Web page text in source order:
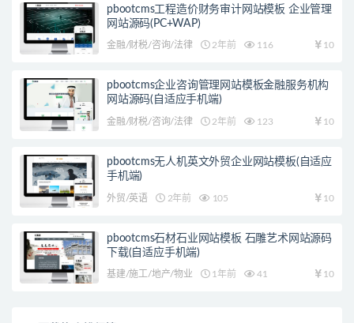
pbootcms工程造价财务审计网站模板 企业管理
网站源码(PC+WAP)
金融/财税/咨询/法律 2年前 116 10
pbootcms企业咨询管理网站模板金融服务机构
网站源码(自适应手机端)
金融/财税/咨询/法律 2年前 123 10
pbootcms无人机英文外贸企业网站模板(自适应
手机端)
外贸/英语 2年前 105 10
pbootcms石材石业网站模板 石雕艺术网站源码
下载(自适应手机端)
基建/施工/地产/物业 1年前 41 10